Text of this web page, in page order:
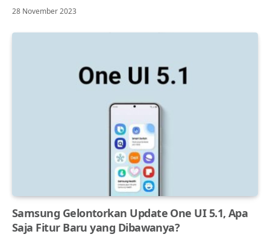
28 November 2023
Samsung Gelontorkan Update One UI 5.1, Apa
Saja Fitur Baru yang Dibawanya?